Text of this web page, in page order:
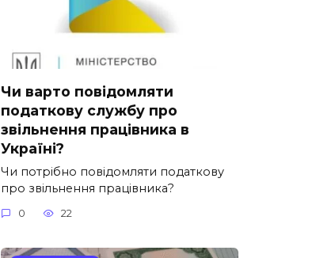
Чи варто повідомляти
податкову службу про
звільнення працівника в
Україні?
Чи потрібно повідомляти податкову
про звільнення працівника?
0 22